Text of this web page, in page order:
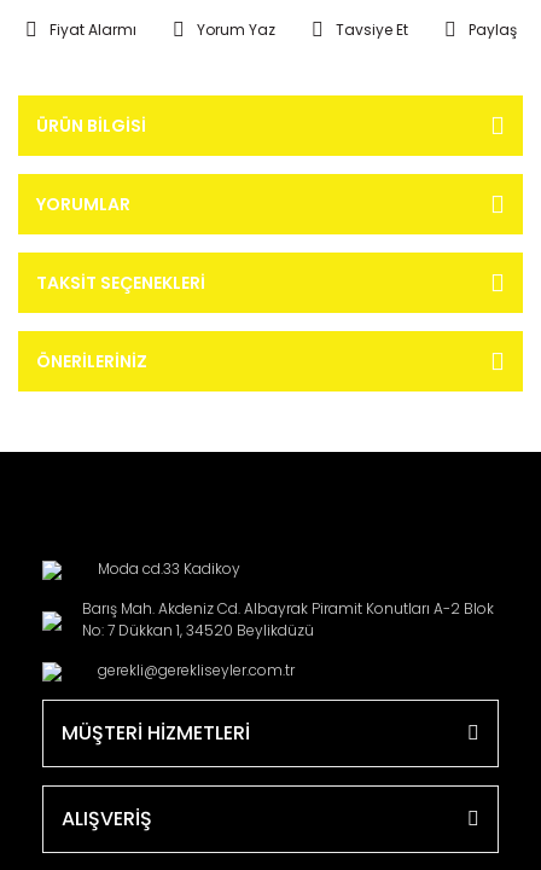
Fiyat Alarmı Yorum Yaz Tavsiye Et Paylaş
ÜRÜN BILGISI
YORUMLAR
TAKSIT SEÇENEKLERI
ÖNERILERINIZ
Moda cd.33 Kadikoy
Barış Mah. Akdeniz Cd. Albayrak Piramit Konutları A-2 Blok
No: 7 Dükkan 1, 34520 Beylikdüzü
gerekli@gerekliseyler.com.tr
MÜŞTERİ HİZMETLERİ
ALIŞVERİŞ